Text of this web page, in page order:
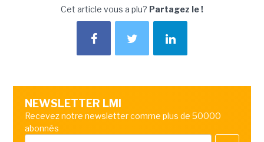
Cet article vous a plu? Partagez le !
NEWSLETTER LMI
Recevez notre newsletter comme plus de 50000
abonnés